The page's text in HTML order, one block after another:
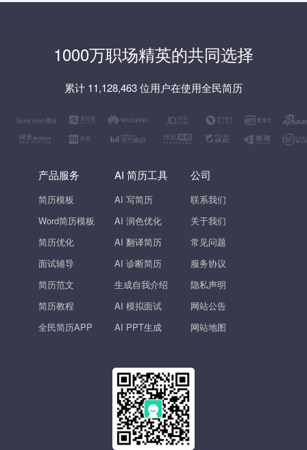
1000万职场精英的共同选择
累计 11,128,463 位用户在使用全民简历
产品服务
简历模板
Word简历模板
简历优化
面试辅导
简历范文
简历教程
全民简历APP
AI 简历工具
AI 写简历
AI 润色优化
AI 翻译简历
AI 诊断简历
生成自我介绍
AI 模拟面试
AI PPT生成
公司
联系我们
关于我们
常见问题
服务协议
隐私声明
网站公告
网站地图